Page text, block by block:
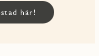
här!